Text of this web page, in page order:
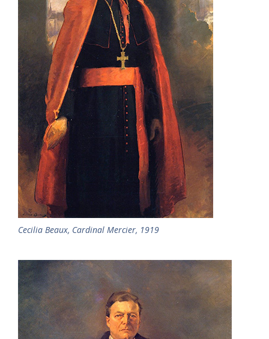
Cecilia Beaux, Cardinal Mercier, 1919